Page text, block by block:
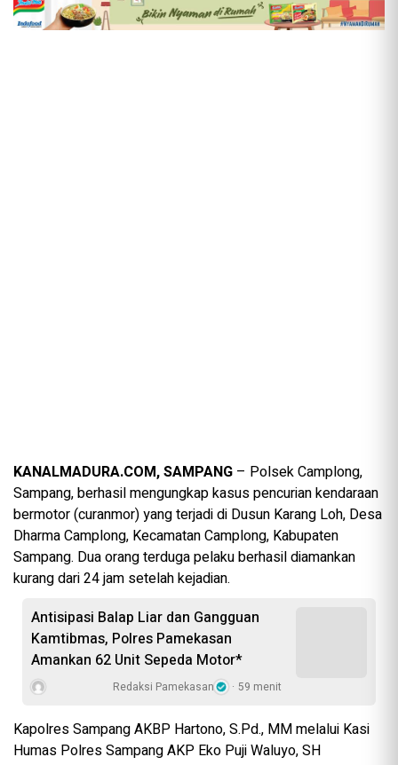
KANALMADURA.COM, SAMPANG – Polsek Camplong,
Sampang, berhasil mengungkap kasus pencurian kendaraan
bermotor (curanmor) yang terjadi di Dusun Karang Loh, Desa
Dharma Camplong, Kecamatan Camplong, Kabupaten
Sampang. Dua orang terduga pelaku berhasil diamankan
kurang dari 24 jam setelah kejadian.
Antisipasi Balap Liar dan Gangguan
Kamtibmas, Polres Pamekasan
Amankan 62 Unit Sepeda Motor*
Redaksi Pamekasan 59 menit
Kapolres Sampang AKBP Hartono, S.Pd., MM melalui Kasi
Humas Polres Sampang AKP Eko Puji Waluyo, SH